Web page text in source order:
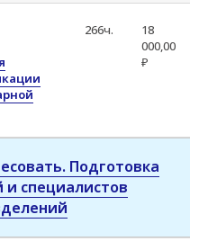
— разбираем
действующих
учим работать
риски
266ч.
18
000,00
₽
Подготовка
и специалистов